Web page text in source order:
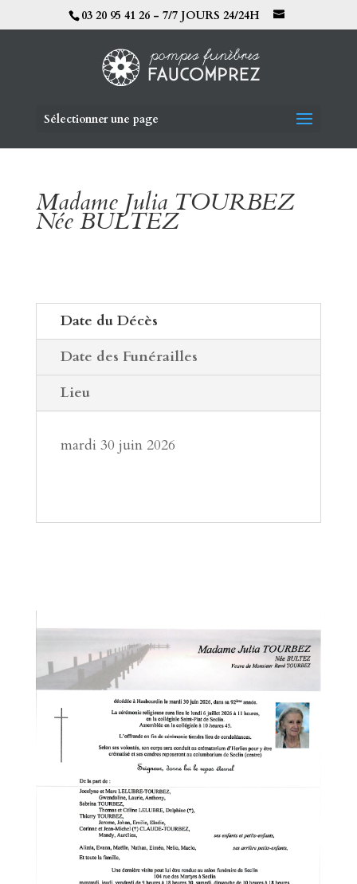
03 20 95 41 26 - 7/7 JOURS 24/24H
Sélectionner une page
Madame Julia TOURBEZ
Née BULTEZ
Date du Décès
Date des Funérailles
Lieu
mardi 30 juin 2026